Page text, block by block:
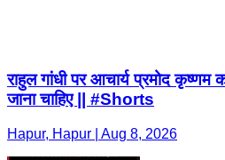
राहुल गांधी पर आचार्य प्रमोद कृष्णम
जाना चाहिए || #Shorts
Hapur, Hapur | Aug 8, 2026